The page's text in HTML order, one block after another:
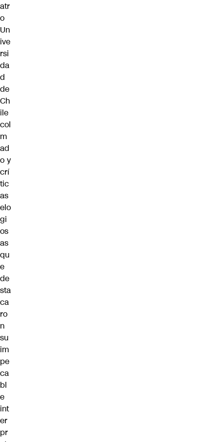
atr
o
Un
ive
rsi
da
d
de
Ch
ile
col
m
ad
o y
crí
tic
as
elo
gi
os
as
qu
e
de
sta
ca
ro
n
su
im
pe
ca
bl
e
int
er
pr